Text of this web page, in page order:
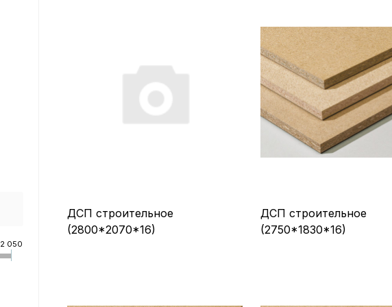
2 050
ДСП строительное
(2800*2070*16)
ДСП строительное
(2750*1830*16)